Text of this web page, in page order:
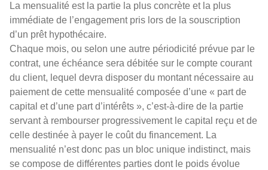
La mensualité est la partie la plus concrète et la plus
immédiate de l’engagement pris lors de la souscription
d’un prêt hypothécaire.
Chaque mois, ou selon une autre périodicité prévue par le
contrat, une échéance sera débitée sur le compte courant
du client, lequel devra disposer du montant nécessaire au
paiement de cette mensualité composée d’une « part de
capital et d’une part d’intérêts », c’est-à-dire de la partie
servant à rembourser progressivement le capital reçu et de
celle destinée à payer le coût du financement. La
mensualité n’est donc pas un bloc unique indistinct, mais
se compose de différentes parties dont le poids évolue